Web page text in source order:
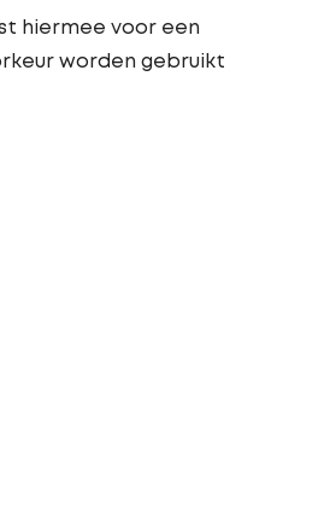
hiermee voor een
worden gebruikt